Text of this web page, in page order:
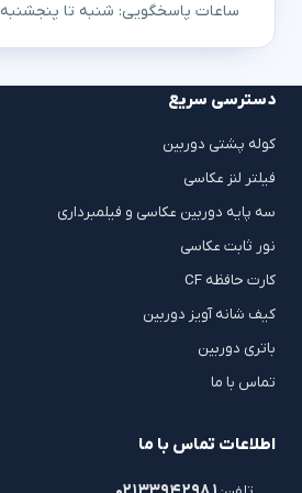
ساعات پاسخگویی: شنبه تا پنجشنبه ۱۰ صبح تا ۷ عصر
دسترسی سریع
کوله پشتی دوربین
فیلتر لنز عکاسی
سه پایه دوربین عکاسی و فیلمبرداری
نور ثابت عکاسی
کارت حافظه CF
کیف شانه آویز دوربین
باتری دوربین
تماس با ما
اطلاعات تماس با ما